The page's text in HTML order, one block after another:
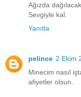
Ağızda
Sevgiyle kal.
Yanıtla
pelince 2 Ekim
Minecim nasıl
afiyetler olsun..